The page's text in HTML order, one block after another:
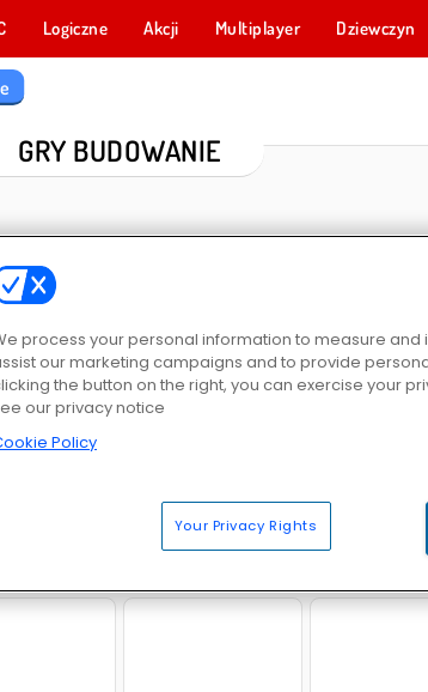
Logiczne Akcji Multiplayer Dziewczyn
GRY BUDOWANIE
an Aquapark Forge of Empires
process your personal information to measure and
our marketing campaigns and to provide
the button on the right, you can exercise your
our privacy notice
Policy
Your Privacy Rights